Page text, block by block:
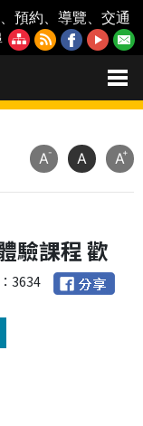
、預約 、導覽 、交通
A- A A+
驗課程 歡
：3634